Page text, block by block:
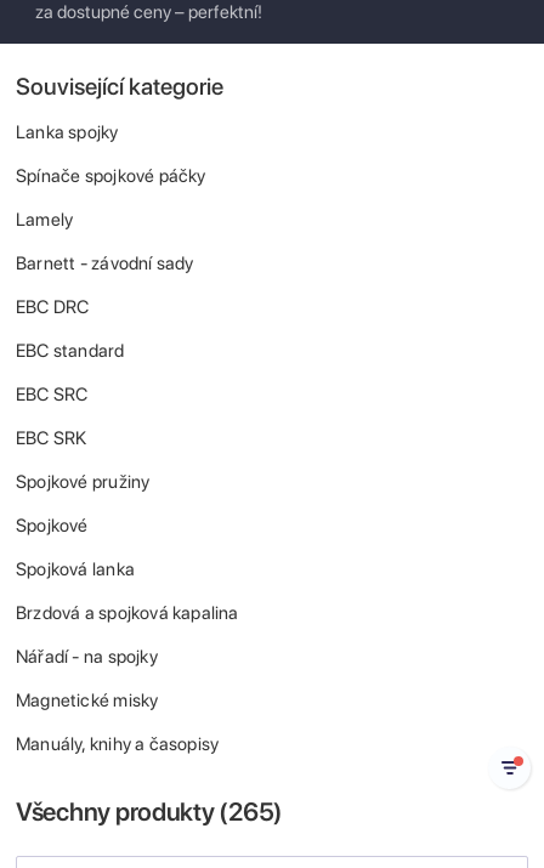
za dostupné ceny – perfektní!
Související kategorie
Lanka spojky
Spínače spojkové páčky
Lamely
Barnett - závodní sady
EBC DRC
EBC standard
EBC SRC
EBC SRK
Spojkové pružiny
Spojkové
Spojková lanka
Brzdová a spojková kapalina
Nářadí - na spojky
Magnetické misky
Manuály, knihy a časopisy
Všechny produkty (265)